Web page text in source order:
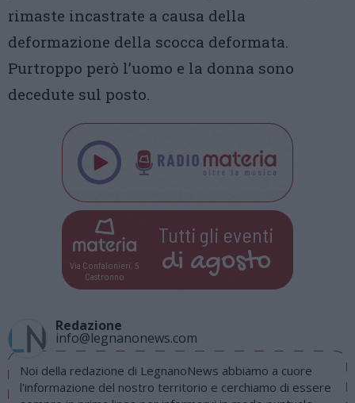
rimaste incastrate a causa della
deformazione della scocca deformata.
Purtroppo però l’uomo e la donna sono
decedute sul posto.
Via Confalonieri, 5
Castronno
Tutti gli eventi
di agosto
Redazione
info@legnanonews.com
Noi della redazione di LegnanoNews abbiamo a cuore
l'informazione del nostro territorio e cerchiamo di essere